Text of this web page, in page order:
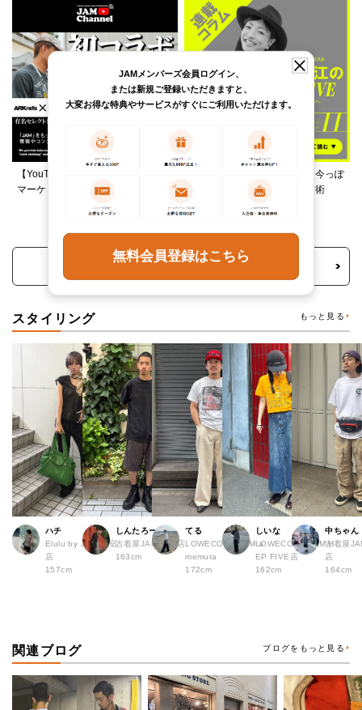
【YouTube】ARKnetsコラボ！028
マーケットで本気ショッピング
柄ワンピースは夏の切り札、今っぽ
く着るレイヤード＆ミックス術
トピックス・特集をもっと見る
スタイリング もっと見る
ハチ
Elulu by JAM 原宿
店
157cm
しんたろー
古着屋JAM 仙台店
163cm
てる
LOWECO by JAM a
memura
172cm
しいな
LOWECO by JAM H
EP FIVE店
162cm
中ちゃん
古着屋
店
164cm
関連ブログ ブログをもっと見る
JAMメンバーズ会員ログイン、
または新規ご登録いただきますと、
大変お得な特典やサービスがすぐにご利用いただけます。
無料会員登録はこちら